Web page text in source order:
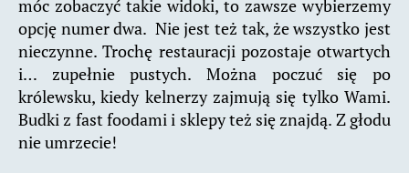
móc zobaczyć takie widoki, to zawsze wybierzemy
opcję numer dwa. Nie jest też tak, że wszystko jest
nieczynne. Trochę restauracji pozostaje otwartych
i… zupełnie pustych. Można poczuć się po
królewsku, kiedy kelnerzy zajmują się tylko Wami.
Budki z fast foodami i sklepy też się znajdą. Z głodu
nie umrzecie!